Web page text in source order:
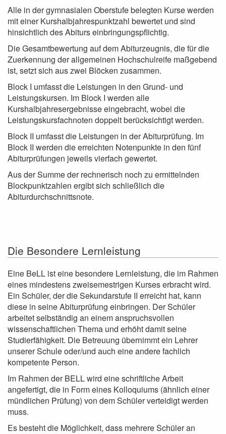
Alle in der gymnasialen Oberstufe belegten Kurse werden
mit einer Kurshalbjahrespunktzahl bewertet und sind
hinsichtlich des Abiturs einbringungspflichtig.
Die Gesamtbewertung auf dem Abiturzeugnis, die für die
Zuerkennung der allgemeinen Hochschulreife maßgebend
ist, setzt sich aus zwei Blöcken zusammen.
Block I umfasst die Leistungen in den Grund- und
Leistungskursen. Im Block I werden alle
Kurshalbjahresergebnisse eingebracht, wobei die
Leistungskursfachnoten doppelt berücksichtigt werden.
Block II umfasst die Leistungen in der Abiturprüfung. Im
Block II werden die erreichten Notenpunkte in den fünf
Abiturprüfungen jeweils vierfach gewertet.
Aus der Summe der rechnerisch noch zu ermittelnden
Blockpunktzahlen ergibt sich schließlich die
Abiturdurchschnittsnote.
Die Besondere Lernleistung
Eine BeLL ist eine besondere Lernleistung, die im Rahmen
eines mindestens zweisemestrigen Kurses erbracht wird.
Ein Schüler, der die Sekundarstufe II erreicht hat, kann
diese in seine Abiturprüfung einbringen. Der Schüler
arbeitet selbständig an einem anspruchsvollen
wissenschaftlichen Thema und erhöht damit seine
Studierfähigkeit. Die Betreuung übernimmt ein Lehrer
unserer Schule oder/und auch eine andere fachlich
kompetente Person.
Im Rahmen der BELL wird eine schriftliche Arbeit
angefertigt, die in Form eines Kolloquiums (ähnlich einer
mündlichen Prüfung) von dem Schüler verteidigt werden
muss.
Es besteht die Möglichkeit, dass mehrere Schüler an